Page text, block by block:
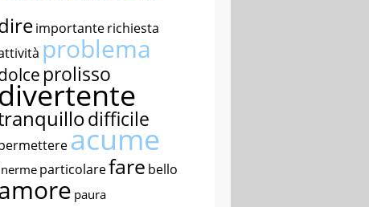
importanterichiesta
problema
prolisso
divertente
difficile
acume
particolarefare bello
paura